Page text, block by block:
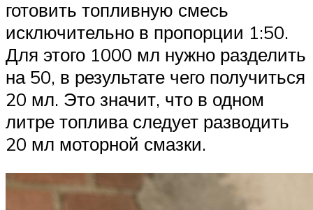
готовить топливную смесь
исключительно в пропорции 1:50.
Для этого 1000 мл нужно разделить
на 50, в результате чего получиться
20 мл. Это значит, что в одном
литре топлива следует разводить
20 мл моторной смазки.